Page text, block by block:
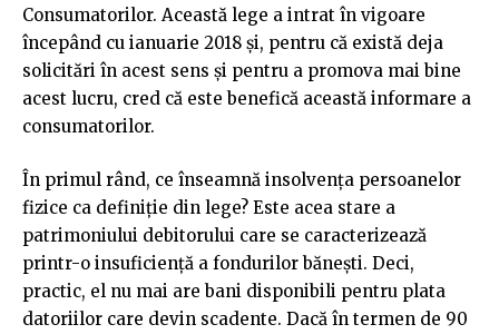
Consumatorilor. Această lege a intrat în vigoare
începând cu ianuarie 2018 şi, pentru că există deja
solicitări în acest sens şi pentru a promova mai bine
acest lucru, cred că este benefică această informare a
consumatorilor.
În primul rând, ce înseamnă insolvenţa persoanelor
fizice ca definiţie din lege? Este acea stare a
patrimoniului debitorului care se caracterizează
printr-o insuficienţă a fondurilor băneşti. Deci,
practic, el nu mai are bani disponibili pentru plata
datoriilor care devin scadente. Dacă în termen de 90